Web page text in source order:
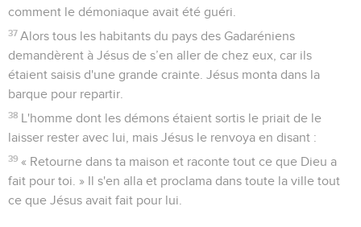
comment le démoniaque avait été guéri.
37 Alors tous les habitants du pays des Gadaréniens
demandèrent à Jésus de s’en aller de chez eux, car ils
étaient saisis d'une grande crainte. Jésus monta dans la
barque pour repartir.
38 L'homme dont les démons étaient sortis le priait de le
laisser rester avec lui, mais Jésus le renvoya en disant :
39 « Retourne dans ta maison et raconte tout ce que Dieu a
fait pour toi. » Il s'en alla et proclama dans toute la ville tout
ce que Jésus avait fait pour lui.